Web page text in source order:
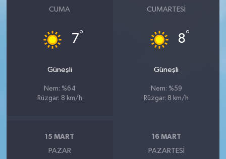
CUMA
7°
Güneşli
Nem: %64
Rüzgar: 8 km/h
CUMARTESI
8°
Güneşli
Nem: %59
Rüzgar: 8 km/h
15 MART
PAZAR
16 MART
PAZARTESI